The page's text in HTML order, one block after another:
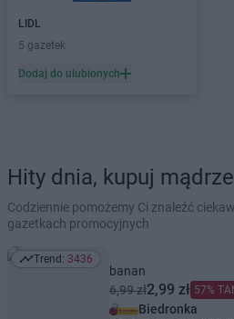
LIDL
5 gazetek
Dodaj do ulubionych
Hity dnia, kupuj mądrze
Codziennie pomożemy Ci znaleźć
gazetkach promocyjnych
Trend: 3436
Trend: 3436
banan
6,99 zł2,99 zł 57%
Biedronka